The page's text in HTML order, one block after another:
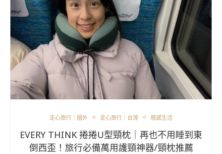
走心旅行｜國外 走心旅行｜台灣 植感生活
EVERY THINK 捲捲U型頸枕｜再也不用睡到東
倒西歪！旅行必備萬用護頸神器/頸枕推薦